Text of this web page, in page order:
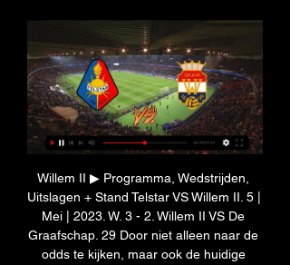
Willem II ▶ Programma, Wedstrijden, Uitslagen + Stand Telstar VS Willem II. 5 | Mei | 2023. W. 3 - 2. Willem II VS De Graafschap. 29 Door niet alleen naar de odds te kijken, maar ook de huidige vorm van zowel ...

resultaten, programma, Telstar - Willem II live Willem II uitslagen en programma - volg Willem II live uitslagen, resultaten, programma en wedstrijddetails op Livesport.com.

Kan ik ook kijken via een illegale live stream? Ja, dat kan, maar niet zonder risico. Een voetbal live stream zoals Hesgoal is te herkennen aan de grote hoeveelheid reclame, die vaak zelfs over het beeld is geplakt. Daarbuiten om proberen zulke sites malware en spyware op je apparaat te installeren, of er worden allerlei vreemde zaken vereist. De kwaliteit van de streams op zo'n website is niet voor onze smaak! Om commentaar thuis te vermijden kun jij het beste een account aanmaken bij een officiële Jupiler Pro League live stream. FC Eindhoven - Willem II zondag live uitgezonden Willem II - Live Soccer TV - Voetbal tv-overzicht, Officiële live streams, Live voetbaltussenstanden, Wedstrijden, Standen, Uitslagen, Nieuws,... Willem II programma'snovember, 2023DATUMWEDSTRIJDTIJDCOMPETITIETVdo., 2 nov. 

FC Heidenheim (Viaplay) 15:30 uur: FC Augsburg - TSG Hoffenheim (Viaplay) 15:30 uur: VfB Stuttgart - Borussia Dortmund (Viaplay) 15:30 uur: SV Darmstadt 98 - 1. FSV Mainz 05 (Viaplay) 16:00 uur: Arsenal - Burnley (Viaplay) 16:00 uur: Crystal Palace - Everton (Viaplay) 16:00 uur: Manchester United - Luton Town (Viaplay) 18:30 uur: AFC Bournemouth - Newcastle United (Viaplay) 18:30 uur: VfL Bochum - 1. FC Köln (Viaplay) Zondag15:00 uur: Aston Villa - Fulham (Viaplay) 15:00 uur: Brighton & Hove Albion - Sheffield United (Viaplay) 15:00 uur: Liverpool - Brentford (Viaplay) 15:00 uur: West Ham United - Nottingham Forest (Viaplay) 15:30 uur: Bayer Leverkusen - 1. 

Voorbeschouwing Telstar - Willem II (0-0) || 2023/2024 over 7 uur — Vanaf vrijdag 24 november 2023 om 20:00 uur kan je op deze pagina alle updates van de wedstrijd Telstar - Willem II volgen via onze live update ...

Willem II Op TV Vandaag Live Stream | Willem II Live Kijken. 3 - 2. VVV-Venlo. –. Willem II ≫... Waar kijk je bekerwedstrijden dinsdag op televisie? Het eerste liveduel dat dat wordt uitgezonden op de televisie is die tussen De Graafschap en FC Emmen. Om 20. 00 uur kan er vervolgens doorgeschakeld worden naar sc Heerenveen tegen VVV-Venlo. 

Je zal verrast zijn... willem 2 roda jc live stream. hesgoal eredivisie. willem 2 live stream... SJC - Willem II: live kijken op tv en online | 2 november 2023 Willem II uitslagen en programma - volg Willem II live uitslagen, resultaten, programma en wedstrijddetails op Livesport Willem II - Jong PSV, 02. 11. 

Willem II: Home MATCHCENTERSC Telstar - Willem II. 1 - 3. 17 / 11 / 2023. VVV-Venlo. VS. Willem Recent nieuws. Al het laatste nieuws bekijken · Ticketinfo ADO Den Haag - ...

Wedstrijden VVV-Venlo VVV-Venlo. -. Telstar. Tickets Vrije verkoop. Keuken Kampioen Willem II Stadion - DATUM NOG NIET ZEKER. Willem II Willem II. -. VVV ...

Topwedstrijden uit de Eredivisie, zoals wedstrijden van Feyenoord/ Ajax/ PSV kun je live online bekijken via aanbieders zoals Online. ADO Den Haag-Willem II20:00Keuken Kampioen Divisievr., 15 dec. Willem II-Helmond Sport20:00Keuken Kampioen Divisievr., 22 dec. NAC Breda-Willem II20:00Keuken Kampioen Divisiejanuari, 2024DATUMWEDSTRIJDTIJDCOMPETITIETVvr., 12 jan. 

FSV Mainz 05 (Viaplay) 16:00 uur: Arsenal - Burnley (Viaplay) 16:00 uur: Crystal Palace - Everton (Viaplay) 16:00 uur: Manchester United - Luton Town (Viaplay) 17:00 uur: Stade de Reims - Paris Saint-Germain (Ziggo Sport & Ziggo Sport Select)18:00 uur: Juventus - Cagliari (Ziggo Sport Voetbal) 18:30 uur: AFC Bournemouth - Newcastle United (Viaplay) 18:30 uur: VfL Bochum - 1. FC Köln (Viaplay) 18:45 uur: RKC Waalwijk - Go Ahead Eagles (ESPN 2)20:00 uur: FC Twente - NEC (ESPN 1)21:00 uur: Vitesse - sc Heerenveen (ESPN 3)21:00 uur: Le Havre - AS Monaco (Ziggo Sport Voetbal) 21:00 uur: Real Madrid - Valencia (Ziggo Sport & Ziggo Sport Select)21:30 uur: Vitória Guimarães - FC Porto (Ziggo Sport Racing) Zondag12:15 uur: PSV - PEC Zwolle (ESPN 2)12:30 uur: Napoli - Empoli (Ziggo Sport & Ziggo Sport Select)14:30 uur: Almere City - Ajax (ESPN 1)14:30 uur: FC Volendam - Sparta Rotterdam (ESPN 3)15:00 uur: Udinese - Atalanta (Ziggo Sport Voetbal) 15:00 uur: Lille OSC - Toulouse (Ziggo Sport Racing) 15:00 uur: Aston Villa - Fulham (Viaplay) 15:00 uur: Brighton & Hove Albion - Sheffield United (Viaplay) 15:00 uur: Liverpool - Brentford (Viaplay) 15:00 uur: West Ham United - Nottingham Forest (Viaplay) 15:30 uur: Bayer Leverkusen - 1. 

ESPN: Eredivisie & Keuken Kampioen Divisie Vrijdag20:00 uur: Fortuna Sittard - Heracles Almelo (ESPN 2 & ESPN 1, schakelkanaal)20:00 uur: FC Emmen - FC Den Bosch (ESPN 3 & ESPN 1, schakelkanaal)20:00 uur: FC Dordrecht - Jong PSV (ESPN 1, schakelkanaal)20:00 uur: FC Eindhoven - VVV-Venlo (ESPN 1, schakelkanaal)20:00 uur: Jong AZ - Helmond Sport (ESPN 1, schakelkanaal)20:00 uur: NAC Breda - Jong Ajax (ESPN 1, schakelkanaal)20:00 uur: Telstar - De Graafschap (ESPN 1, schakelkanaal)20:00 uur: TOP Oss - MVV Maastricht (ESPN 1, schakelkanaal)20:00 uur: Willem II - Jong FC Utrecht (ESPN 1, schakelkanaal)Zaterdag18:45 uur: RKC Waalwijk - Go Ahead Eagles (ESPN 2)20:00 uur: FC Twente - NEC (ESPN 1)21:00 uur: Vitesse - sc Heerenveen (ESPN 3)Zondag12:15 uur: PSV - PEC Zwolle (ESPN 2)14:30 uur: ADO Den Haag - SC Cambuur (Geen live-uitzending)14:30 uur: Almere City - Ajax (ESPN 1)14:30 uur: FC Volendam - Sparta Rotterdam (ESPN 3)16:45 uur: Roda JC Kerkrade - FC Groningen (ESPN 1)16:45 uur: Feyenoord - AZ (ESPN 2)20:00 uur: FC Utrecht - Excelsior (ESPN 1)Ziggo Sport: LaLiga, Serie A, Ligue 1, Liga Portugal, Süper Lig & Jupiler Pro LeagueVrijdag21:00 uur: Athletic Club - Celta de Vigo (Ziggo Sport Voetbal) 21:00 uur: Montpellier - OGC Nice (Ziggo Sport Docu)Zaterdag14:00 uur: Rayo Vallecano - Girona (Ziggo Sport Voetbal)15:00 uur: Lecce - AC Milan (Ziggo Sport & Ziggo Sport Select)17:00 uur: Stade de Reims - Paris Saint-Germain (Ziggo Sport & Ziggo Sport Select)18:00 uur: Juventus - Cagliari (Ziggo Sport Voetbal) 21:00 uur: Le Havre - AS Monaco (Ziggo Sport Voetbal) 21:00 uur: Real Madrid - Valencia (Ziggo Sport & Ziggo Sport Select)21:30 uur: Vitória Guimarães - FC Porto (Ziggo Sport Racing) Zondag12:30 uur: Napoli - Empoli (Ziggo Sport & Ziggo Sport Select)15:00 uur: Udinese - Atalanta (Ziggo Sport Voetbal) 15:00 uur: Lille OSC - Toulouse (Ziggo Sport Racing) 16:15 uur: FC Barcelona - Alavés (Ziggo Sport & Ziggo Sport Select)17:00 uur: Adana Demirspor - Fenerbahçe (Ziggo Sport Racing) 18:00 uur: Lazio - AS Roma (Ziggo Sport Voetbal) 18:30 uur: Sevilla - Real Betis (Ziggo Sport & Ziggo Sport Select)18:30 uur: KAA Gent - Anderlecht (Ziggo Sport Tennis) 20:45 uur: Internazionale - Frosinone (Ziggo Sport Voetbal) 21:00 uur: Atlético Madrid - Villarreal (Ziggo Sport & Ziggo Sport Select)21:30 uur: Benfica - Sporting Portugal (Ziggo Sport Racing) Viaplay: Premier League & BundesligaVrijdag20:30 uur: Borussia Mönchengladbach - VfL Wolfsburg (Viaplay) Zaterdag13:30 uur: Wolverhampton Wanderers - Tottenham Hotspur (Viaplay) 15:30 uur: Bayern München - 1. 

statistieken Keuken Kampioen Divisie - FC Den Bosch 1-2. 15-10-2023, Willem II Den Bosch, 3-1. Spelerstats FC Den Bosch: Kacper Kostorz is met vijf goals de topscorer van de Bosschenaren in deze competitie ...

SC Stormvogels Telstar - Willem II » Tussenstand & Live Veel Voetballiefhebbers kijken uit naar de Keuken Kampioen Divisie wedstrijd SC Stormvogels Telstar tegen Willem II . Beide ploegen ontmoeten elkaar op 24 ...

De laatste wedstrijd die wordt uitgezonden is die tussen FC Utrecht en RKC Waalwijk. De wedstrijden zijn te volgen via de kanalen van ESPN. Waar kijk je bekerwedstrijden woensdag op televisie? Woensdagavond wordt er om 18. 45 uur afgetrapt met een Overijsselse derby tussen HHC Hardenberg en Heracles Almelo. 00 uur volgt IJsselmeervogels tegen Sparta en om 21. Welke zenders hebben de rechten van voetbal in België? In België heeft Eleven Sports Network alle Belgische rechten in handen, en heeft overeenkomsten met de aanbieders VOOsport, Orange Football, TV Vlaanderen, Proximus All Sports en Telenet Play Sports en de samenvattingen van de wedstrijden uit 1A worden getoond in het programma Sports Late Night op de zender VIER. 

SJC Willem II kijken live 2 november 2023 17 uur geleden — V17 uur geleden — VV SJC Willem II Tilburg kijken stream 2 november 2023 Livestream Hesgoal TV en 365LIVE kun je online naar gratis voetbal kijken. nl, Delta, T-Mobile en Youfone. De Pro League topmatches van Anderlecht/ Standard de Liège/ Club Brugge kun je live online bekijken via de aanbieders VOOsport, Orange Football, TV Vlaanderen, Proximus All Sports en Telenet Play Sports. Zo gemakkelijk volg je de pro league live op tv. Waar kan ik een overzicht vinden van de laatste uitslagen? Voetbaluitslagen kun je live volgen op Flash Score. resultaten, programma, Roda JC Kerkrade - Willem II live 14 uur geleden — Live wedstrijden. Volledige wedstrijd statistiek. 

Online live uitzendingen bekijken op je gadget. De wedstrijd VV Sjc - Willem II live... Geven jullie ook gratis wedtips voor voetbalwedstrijden? Via de website waaropwedden. com vind je dagelijks gratis wedtips voor verschillende voetbalcompetities en andere sporten. Hoe kan ik zorgen dat mijn beeld niet hapert? Net na een mooie hoekschop hapert je beeld ineens, het gebeurt ons allemaal. Wat kun je doen om te zorgen dat de kwaliteit van de stream zo goed mogelijk is? Uiteraard moet je een snelle internetverbinding hebben van tenminste 25 mbps voor 1 4k stream. VV SJC - Willem II Tilburg live uitslagen, H2H en opstellingen Hesgoal TV en 365LIVE kun je online naar gratis voetbal kijken. 

Voetbal op tv vandaag en dit weekend: ESPN, Ziggo Sport en ViaplayZondag, 12 november 2023 om 11:30 • Jonathan van Haaster • Laatste update: 14:19 In